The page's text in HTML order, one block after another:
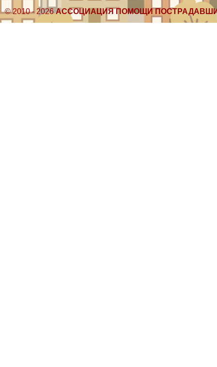
© 2010 - 2026АССОЦИАЦИЯ ПОМОЩИ